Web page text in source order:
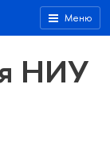
Меню
НИУ